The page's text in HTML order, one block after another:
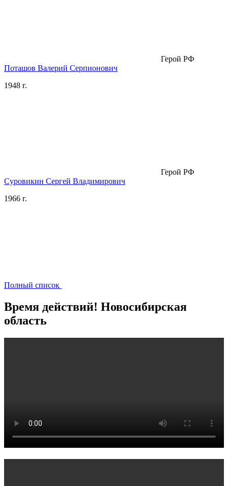
Герой РФ
Поташов Валерий Серпионович
1948 г.
Герой РФ
Суровикин Сергей Владимирович
1966 г.
Полный список
Время действий! Новосибирская
область